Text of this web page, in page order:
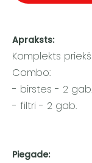
Apraksts:
Komplekts
Combo:
- birstes - 2 gab.
- filtri - 2 gab.
Piegade: